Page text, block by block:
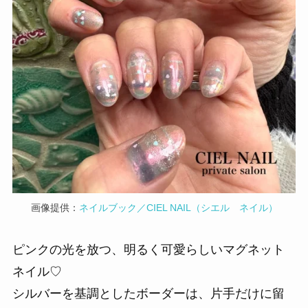
画像提供： ネイルブック／CIEL NAIL（シエル ネイル）
ピンクの光を放つ、明るく可愛らしいマグネット
ネイル♡
シルバーを基調としたボーダーは、片手だけに留